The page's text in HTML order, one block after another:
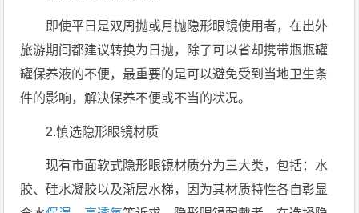
即使平日是双周抛或月抛隐形眼镜使用者，在出外
旅游期间都建议转换为日抛，除了可以省却携带瓶瓶罐
罐保养液的不便，最重要的是可以避免受到当地卫生条
件的影响，解决保养不便或不当的状况。
2.慎选隐形眼镜材质
现有市面软式隐形眼镜材质分为三大类，包括：水
胶、硅水凝胶以及渐层水梯，因为其材质特性各自彰显